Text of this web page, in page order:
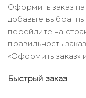
Оформить заказ
добавьте
перейдите на
правильность
«Оформить заказ»
Быстрый заказ